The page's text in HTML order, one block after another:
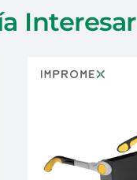
Interesar